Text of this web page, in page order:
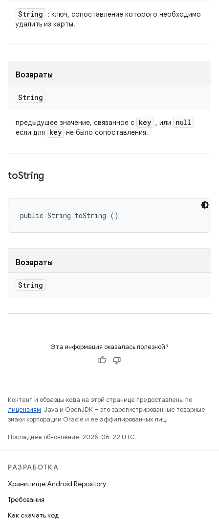
String
: ключ, сопоставление которого необходимо
удалить из карты.
Возвраты
String
предыдущее значение, связанное с key , или null
если для key не было сопоставления.
toString
public String toString ()
Возвраты
String
Эта информация оказалась полезной?
Контент и образцы кода на этой странице предоставлены по
лицензиям. Java и OpenJDK – это зарегистрированные товарные
знаки корпорации Oracle и ее аффилированных лиц.
Последнее обновление: 2026-06-22 UTC.
РАЗРАБОТКА
Хранилище Android Repository
Требования
Как скачать код